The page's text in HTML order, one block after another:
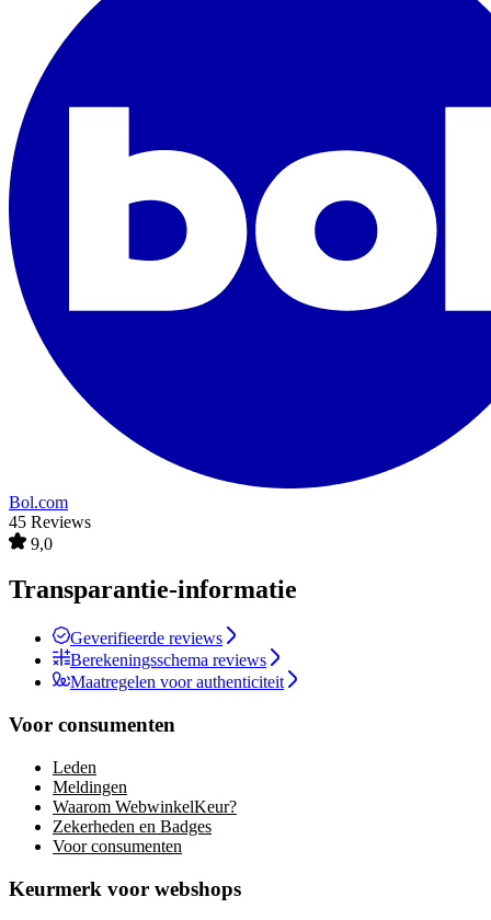
Bol.com
45 Reviews
9,0
Transparantie-informatie
Geverifieerde reviews
Berekeningsschema reviews
Maatregelen voor authenticiteit
Voor consumenten
Leden
Meldingen
Waarom WebwinkelKeur?
Zekerheden en Badges
Voor consumenten
Keurmerk voor webshops